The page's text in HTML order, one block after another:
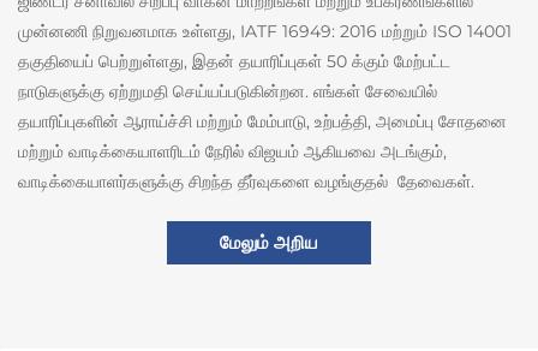
முன்னணி நிறுவனமாக உள்ளது, IATF 16949: 2016 மற்றும் ISO 14001
தகுதியைப் பெற்றுள்ளது, இதன் தயாரிப்புகள் 50 க்கும் மேற்பட்ட
நாடுகளுக்கு ஏற்றுமதி செய்யப்படுகின்றன. எங்கள் சேவையில்
தயாரிப்புகளின் ஆராய்ச்சி மற்றும் மேம்பாடு, உற்பத்தி, அமைப்பு சோதனை
மற்றும் வாடிக்கையாளரிடம் நேரில் விஜயம் ஆகியவை அடங்கும்,
வாடிக்கையாளர்களுக்கு சிறந்த தீர்வுகளை வழங்குதல் தேவைகள்.
மேலும் அறிய